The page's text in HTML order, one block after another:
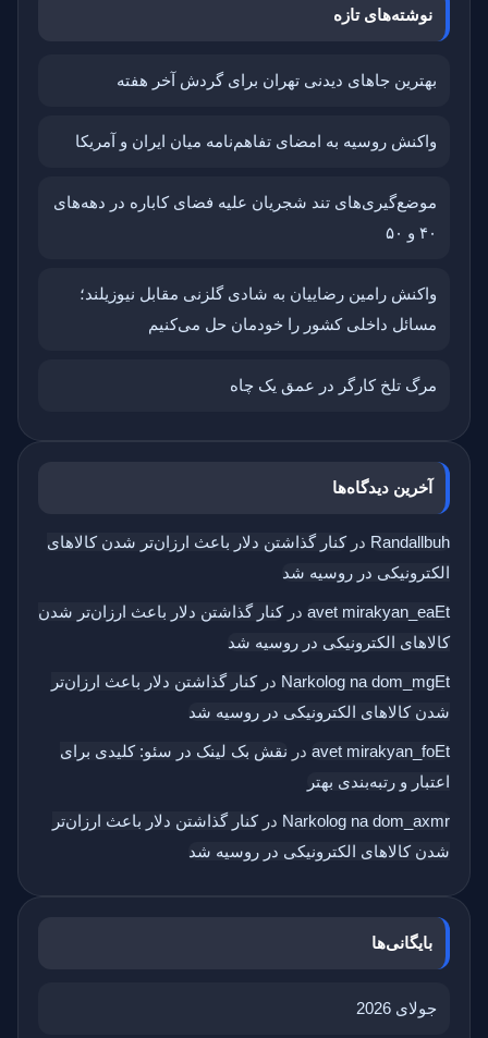
نوشته‌های تازه
بهترین جاهای دیدنی تهران برای گردش آخر هفته
واکنش روسیه به امضای تفاهم‌نامه میان ایران و آمریکا
موضع‌گیری‌های تند شجریان علیه فضای کاباره در دهه‌های
۴۰ و ۵۰
واکنش رامین رضاییان به شادی گلزنی مقابل نیوزیلند؛
مسائل داخلی کشور را خودمان حل می‌کنیم
مرگ تلخ کارگر در عمق یک چاه
آخرین دیدگاه‌ها
Randallbuh درکنار گذاشتن دلار باعث ارزان‌تر شدن کالاهای
الکترونیکی در روسیه شد
avet mirakyan_eaEt درکنار گذاشتن دلار باعث ارزان‌تر شدن
کالاهای الکترونیکی در روسیه شد
Narkolog na dom_mgEt درکنار گذاشتن دلار باعث ارزان‌تر
شدن کالاهای الکترونیکی در روسیه شد
avet mirakyan_foEt در نقش بک‌ لینک در سئو: کلیدی برای
اعتبار و رتبه‌بندی بهتر
Narkolog na dom_axmr درکنار گذاشتن دلار باعث ارزان‌تر
شدن کالاهای الکترونیکی در روسیه شد
بایگانی‌ها
جولای 2026